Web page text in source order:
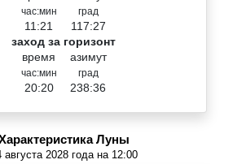
час:мин
11:21
град
117:27
заход за горизонт
время
час:мин
20:20
азимут
град
238:36
Луны
августа 2028 года на 12:00